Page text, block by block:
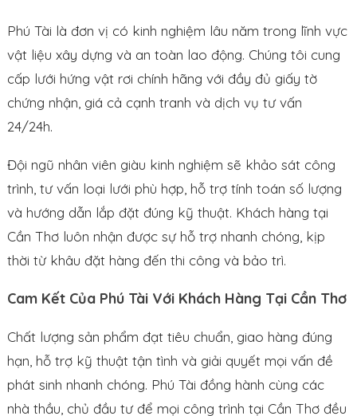
Phú Tài là đơn vị có kinh nghiệm lâu năm trong lĩnh vực
vật liệu xây dựng và an toàn lao động. Chúng tôi cung
cấp lưới hứng vật rơi chính hãng với đầy đủ giấy tờ
chứng nhận, giá cả cạnh tranh và dịch vụ tư vấn
24/24h.
Đội ngũ nhân viên giàu kinh nghiệm sẽ khảo sát công
trình, tư vấn loại lưới phù hợp, hỗ trợ tính toán số lượng
và hướng dẫn lắp đặt đúng kỹ thuật. Khách hàng tại
Cần Thơ luôn nhận được sự hỗ trợ nhanh chóng, kịp
thời từ khâu đặt hàng đến thi công và bảo trì.
Cam Kết Của Phú Tài Với Khách Hàng Tại Cần Thơ
Chất lượng sản phẩm đạt tiêu chuẩn, giao hàng đúng
hạn, hỗ trợ kỹ thuật tận tình và giải quyết mọi vấn đề
phát sinh nhanh chóng. Phú Tài đồng hành cùng các
nhà thầu, chủ đầu tư để mọi công trình tại Cần Thơ đều